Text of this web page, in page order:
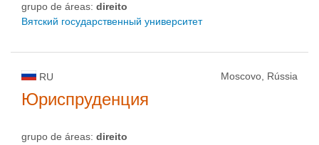
grupo de áreas: direito
Вятский государственный университет
RU Moscovo, Rússia
Юриспруденция
grupo de áreas: direito